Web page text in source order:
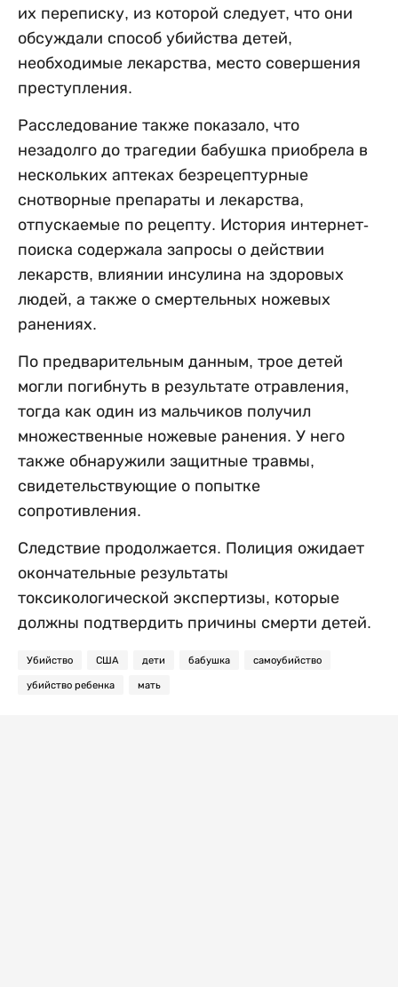
их переписку, из которой следует, что они
обсуждали способ убийства детей,
необходимые лекарства, место совершения
преступления.
Расследование также показало, что
незадолго до трагедии бабушка приобрела в
нескольких аптеках безрецептурные
снотворные препараты и лекарства,
отпускаемые по рецепту. История интернет-
поиска содержала запросы о действии
лекарств, влиянии инсулина на здоровых
людей, а также о смертельных ножевых
ранениях.
По предварительным данным, трое детей
могли погибнуть в результате отравления,
тогда как один из мальчиков получил
множественные ножевые ранения. У него
также обнаружили защитные травмы,
свидетельствующие о попытке
сопротивления.
Следствие продолжается. Полиция ожидает
окончательные результаты
токсикологической экспертизы, которые
должны подтвердить причины смерти детей.
Убийство США дети бабушка самоубийство
убийство ребенка мать